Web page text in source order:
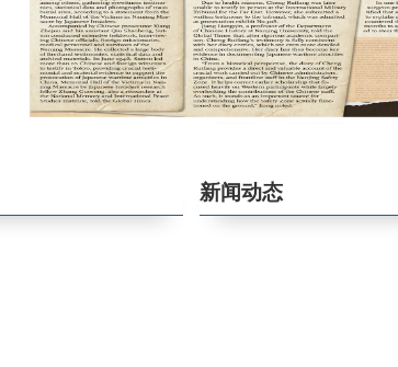
特聘研究员
新闻动态